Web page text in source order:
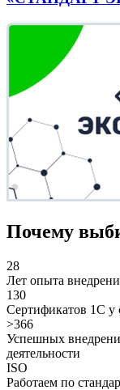
Почему
28
Лет опыта
130
Сертификатов 1С у
>366
Успешных
деятельности
ISO
Работаем по